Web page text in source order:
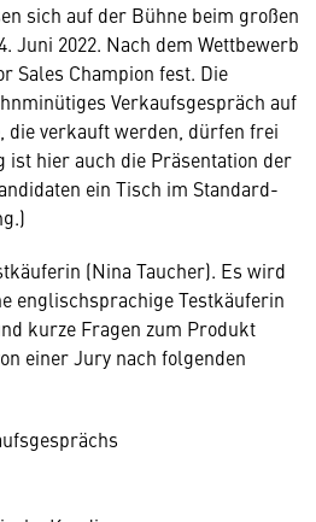
sich auf der Bühne beim großen
Juni 2022. Nach dem Wettbewerb
Sales Champion fest. Die
Verkaufsgespräch auf
die verkauft werden, dürfen frei
ist hier auch die Präsentation der
ein Tisch im Standard-
(Nina Taucher). Es wird
englischsprachige Testkäuferin
kurze Fragen zum Produkt
einer Jury nach folgenden